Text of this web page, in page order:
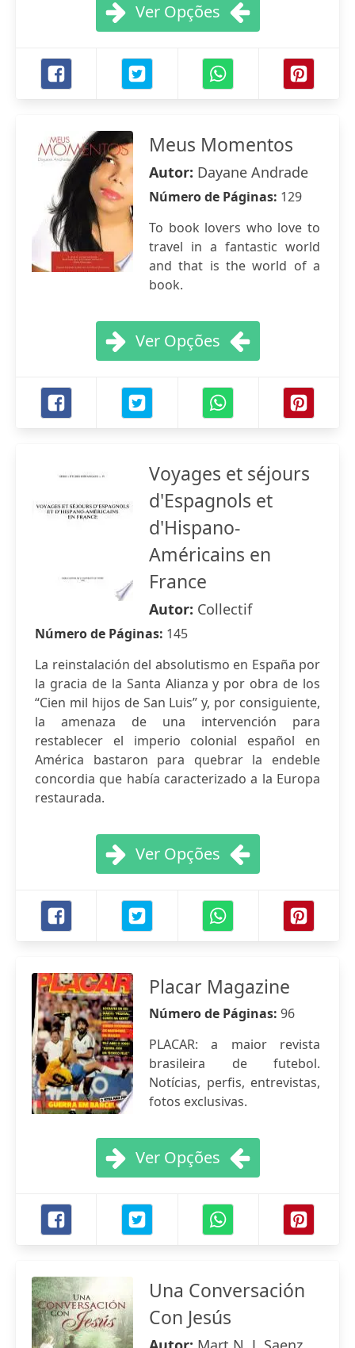
Ver Opções
Meus Momentos
Autor: Dayane Andrade
Número de Páginas: 129
To book lovers who love to
travel in a fantastic world
and that is the world of a
book.
Ver Opções
Voyages et séjours
d'Espagnols et
d'Hispano-
Américains en
France
Autor: Collectif
Número de Páginas: 145
La reinstalación del absolutismo en España por
la gracia de la Santa Alianza y por obra de los
“Cien mil hijos de San Luis” y, por consiguiente,
la amenaza de una intervención para
restablecer el imperio colonial español en
América bastaron para quebrar la endeble
concordia que había caracterizado a la Europa
restaurada.
Ver Opções
Placar Magazine
Número de Páginas: 96
PLACAR: a maior revista
brasileira de futebol.
Notícias, perfis, entrevistas,
fotos exclusivas.
Ver Opções
Una Conversación
Con Jesús